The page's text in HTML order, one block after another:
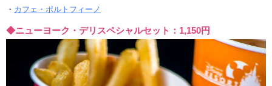
・ カフェ・ポルトフィーノ
◆ニューヨーク・デリスペシャルセット：1,150円